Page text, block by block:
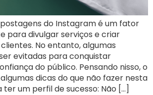
do Instagram é um fator
para divulgar serviços e criar
No entanto, algumas
evitadas para conquistar
do público. Pensando nisso, o
dicas do que não fazer nesta
um perfil de sucesso: Não […]